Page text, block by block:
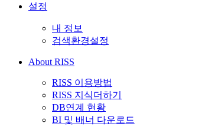
설정
내 정보
검색환경설정
About RISS
RISS 이용방법
RISS 지식더하기
DB연계 현황
BI 및 배너 다운로드